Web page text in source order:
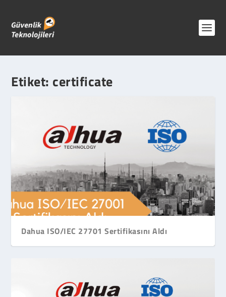
Etiket: certificate
Dahua ISO/IEC 27701 Sertifikasını Aldı